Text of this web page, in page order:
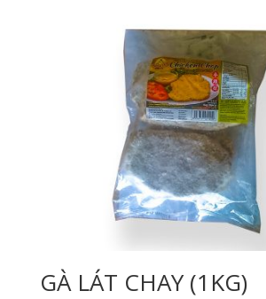
GÀ LÁT CHAY (1KG)